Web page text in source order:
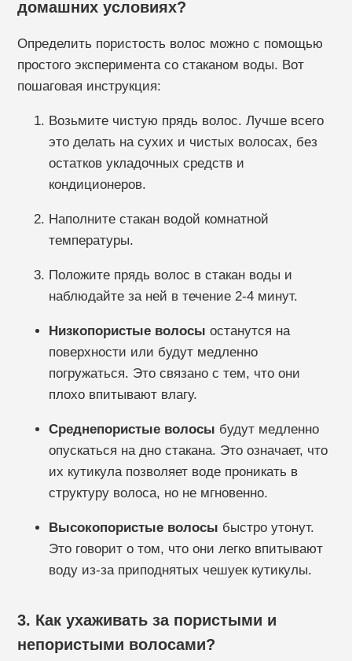
домашних условиях?
Определить пористость волос можно с помощью
простого эксперимента со стаканом воды. Вот
пошаговая инструкция:
Возьмите чистую прядь волос. Лучше всего
это делать на сухих и чистых волосах, без
остатков укладочных средств и
кондиционеров.
Наполните стакан водой комнатной
температуры.
Положите прядь волос в стакан воды и
наблюдайте за ней в течение 2-4 минут.
Низкопористые волосы останутся на
поверхности или будут медленно
погружаться. Это связано с тем, что они
плохо впитывают влагу.
Среднепористые волосы будут медленно
опускаться на дно стакана. Это означает, что
их кутикула позволяет воде проникать в
структуру волоса, но не мгновенно.
Высокопористые волосы быстро утонут.
Это говорит о том, что они легко впитывают
воду из-за приподнятых чешуек кутикулы.
3. Как ухаживать за пористыми и
непористыми волосами?